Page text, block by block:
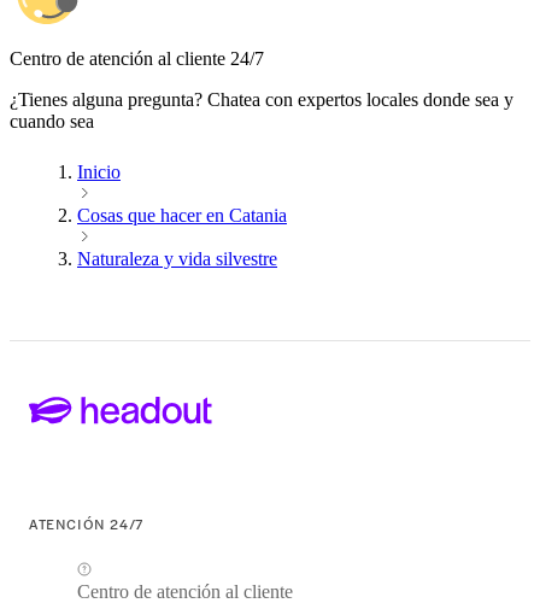
Centro de atención al cliente 24/7
¿Tienes alguna pregunta? Chatea con expertos locales donde sea y
cuando sea
Inicio
Cosas que hacer en Catania
Naturaleza y vida silvestre
ATENCIÓN 24/7
Centro de atención al cliente